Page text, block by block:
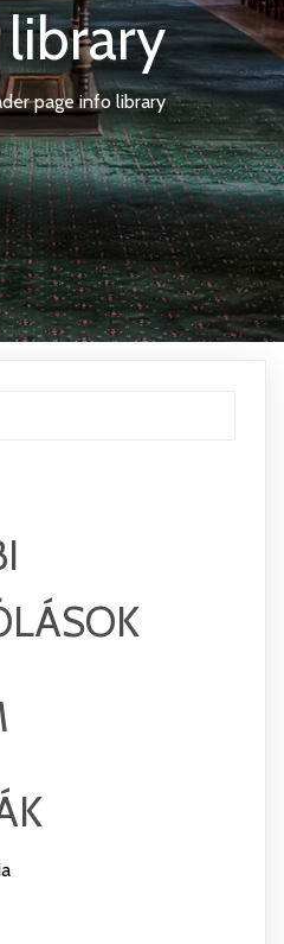
page info library